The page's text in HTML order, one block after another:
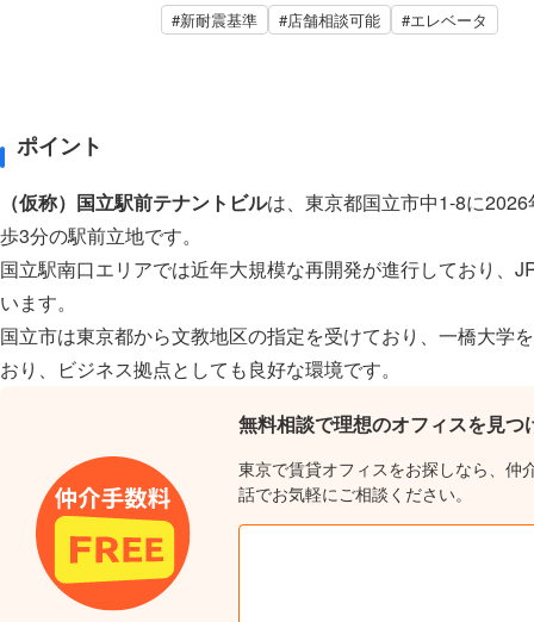
#新耐震基準 #店舗相談可能 #エレベータ
ポイント
（仮称）国立駅前テナントビルは、東京都国立市中1-8に
歩3分の駅前立地です。
国立駅南口エリアでは近年大規模な再開発が進行しており、
います。
国立市は東京都から文教地区の指定を受けており、一橋大学
おり、ビジネス拠点としても良好な環境です。
無料相談で理想のオフィスを見つ
東京で賃貸オフィスをお探しなら、仲
話でお気軽にご相談ください。